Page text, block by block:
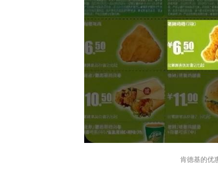
肯德基的优